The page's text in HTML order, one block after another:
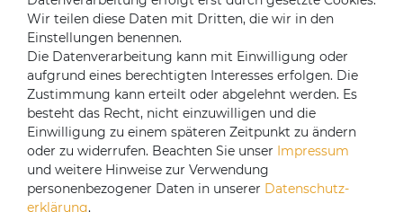
Login
Registrieren
Versandpartner
Wir teilen diese Daten mit Dritten, die wir in den
Einstellungen benennen.
Die Datenverarbeitung kann mit Einwilligung oder
aufgrund eines berechtigten Interesses erfolgen. Die
Zustimmung kann erteilt oder abgelehnt werden. Es
besteht das Recht, nicht einzuwilligen und die
Einwilligung zu einem späteren Zeitpunkt zu ändern
oder zu widerrufen. Beachten Sie unser Impressum
und weitere Hinweise zur Verwendung
personenbezogener Daten in unserer Daten­schutz­
erklärung.